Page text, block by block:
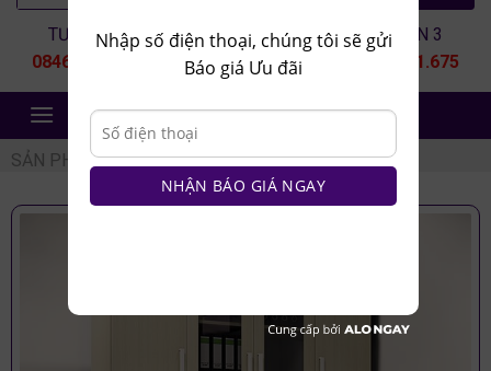
TƯ VẤN 1
0846.80.9999
TƯ VẤN 2
0935.435.286
TƯ VẤN 3
0964.651.675
NỘI THẤT TRẺ 24H
SẢN PHẨM / NỘI THẤT VĂN PHÒNG / TỦ HỒ SƠ
Nhập số điện thoại, chúng tôi sẽ gửi
Báo giá Ưu đãi
NHẬN BÁO GIÁ NGAY